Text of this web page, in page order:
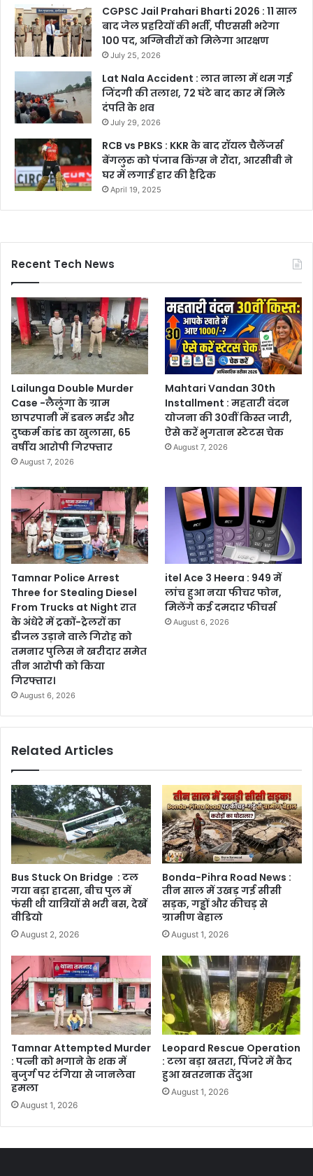
CGPSC Jail Prahari Bharti 2026 : 11 साल
बाद जेल प्रहरियों की भर्ती, पीएससी भरेगा
100 पद, अग्निवीरों को मिलेगा आरक्षण
July 25, 2026
Lat Nala Accident : लात नाला में थम गई
जिंदगी की तलाश, 72 घंटे बाद कार में मिले
दंपति के शव
July 29, 2026
RCB vs PBKS : KKR के बाद रॉयल चैलेंजर्स
बेंगलुरु को पंजाब किंग्स ने रौंदा, आरसीबी ने
घर में लगाई हार की हैट्रिक
April 19, 2025
Recent Tech News
Lailunga Double Murder
Case -लैलूंगा के ग्राम
छापरपानी में डबल मर्डर और
दुष्कर्म कांड का खुलासा, 65
वर्षीय आरोपी गिरफ्तार
August 7, 2026
Mahtari Vandan 30th
Installment : महतारी वंदन
योजना की 30वीं किस्त जारी,
ऐसे करें भुगतान स्टेटस चेक
August 7, 2026
Tamnar Police Arrest
Three for Stealing Diesel
From Trucks at Night रात
के अंधेरे में ट्रकों-ट्रेलरों का
डीजल उड़ाने वाले गिरोह को
तमनार पुलिस ने खरीदार समेत
तीन आरोपी को किया
गिरफ्तार।
August 6, 2026
itel Ace 3 Heera : 949 में
लांच हुआ नया फीचर फोन,
मिलेंगे कई दमदार फीचर्स
August 6, 2026
Related Articles
Bus Stuck On Bridge : टल
गया बड़ा हादसा, बीच पुल में
फंसी थी यात्रियों से भरी बस, देखें
वीडियो
August 2, 2026
Bonda-Pihra Road News :
तीन साल में उखड़ गई सीसी
सड़क, गड्ढों और कीचड़ से
ग्रामीण बेहाल
August 1, 2026
Tamnar Attempted Murder
: पत्नी को भगाने के शक में
बुजुर्ग पर टंगिया से जानलेवा
हमला
August 1, 2026
Leopard Rescue Operation
: टला बड़ा खतरा, पिंजरे में कैद
हुआ खतरनाक तेंदुआ
August 1, 2026